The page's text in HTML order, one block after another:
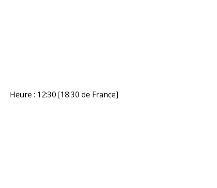
Heure : 12:30 [18:30 de France]